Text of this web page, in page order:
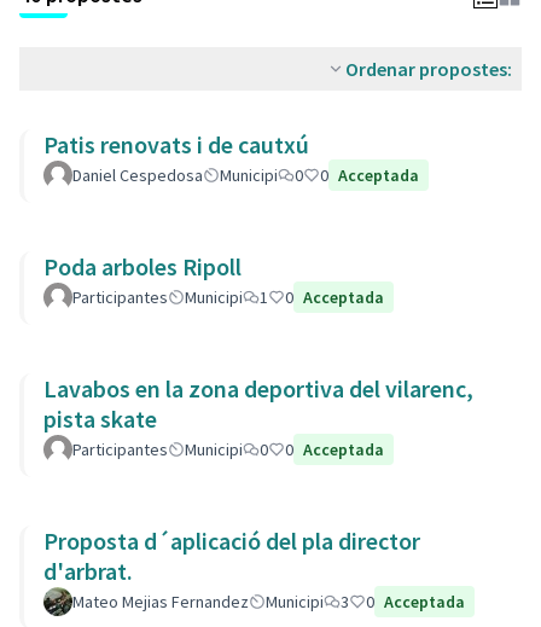
Ordenar propostes:
Patis renovats i de cautxú
Daniel Cespedosa Municipi 0 0 Acceptada
Poda arboles Ripoll
Participantes Municipi 1 0 Acceptada
Lavabos en la zona deportiva del vilarenc,
pista skate
Participantes Municipi 0 0 Acceptada
Proposta d´aplicació del pla director
d'arbrat.
Mateo Mejias Fernandez Municipi 3 0 Acceptada